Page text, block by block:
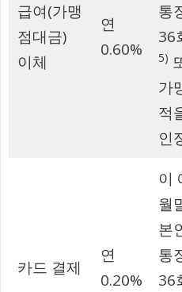
급여(가맹
점대금)
이체
연
0.60%
통
36
5)
가
적
인
카드 결제
연
0.20%
이
월
본
통
36